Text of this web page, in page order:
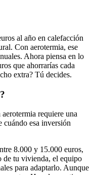
al año en calefacción
Con aerotermia, ese
Ahora piensa en lo
que ahorrarías cada
extra? Tú decides.
requiere una
esa inversión
8.000 y 15.000 euros,
de tu vivienda, el equipo
para adaptarlo. Aunque